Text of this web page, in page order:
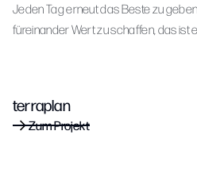
Jeden Tag erneut das Beste zu
füreinander Wert zu schaffen, das ist
terraplan
Zum Projekt